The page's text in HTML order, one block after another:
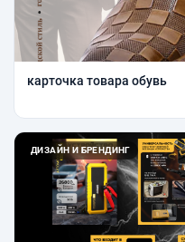
карточка товара обувь
ДИЗАЙН И БРЕНДИНГ